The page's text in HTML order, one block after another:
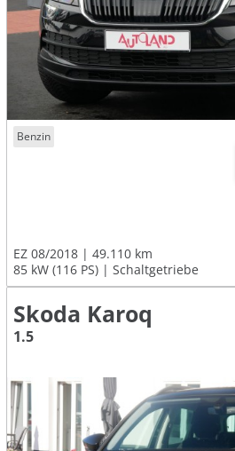
Benzin
EZ 08/2018
49.110 km
85 kW (116 PS)
Schaltgetriebe
Skoda Karoq
1.5